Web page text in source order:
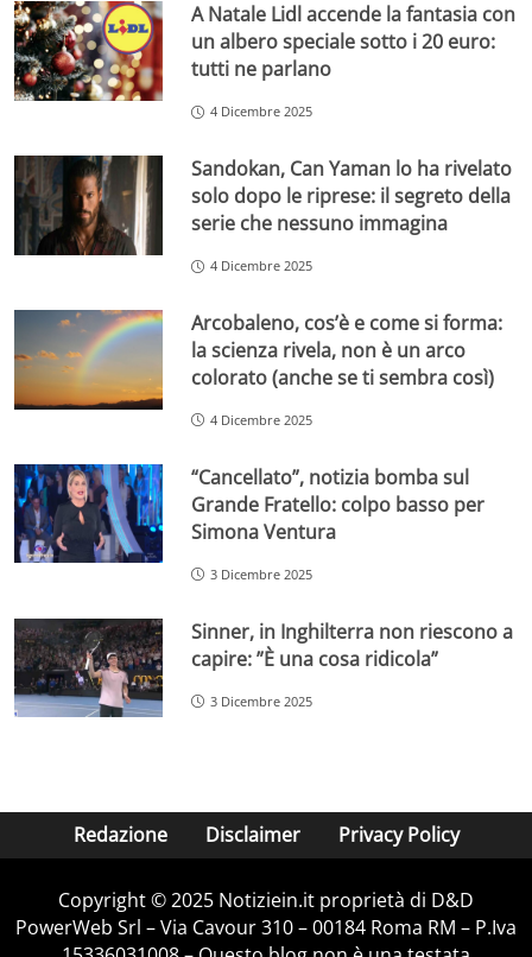
A Natale Lidl accende la fantasia con
un albero speciale sotto i 20 euro:
tutti ne parlano
4 Dicembre 2025
Sandokan, Can Yaman lo ha rivelato
solo dopo le riprese: il segreto della
serie che nessuno immagina
4 Dicembre 2025
Arcobaleno, cos’è e come si forma:
la scienza rivela, non è un arco
colorato (anche se ti sembra così)
4 Dicembre 2025
“Cancellato”, notizia bomba sul
Grande Fratello: colpo basso per
Simona Ventura
3 Dicembre 2025
Sinner, in Inghilterra non riescono a
capire: ”È una cosa ridicola”
3 Dicembre 2025
Redazione Disclaimer Privacy Policy
Copyright © 2025 Notiziein.it proprietà di D&D
PowerWeb Srl – Via Cavour 310 – 00184 Roma RM – P.Iva